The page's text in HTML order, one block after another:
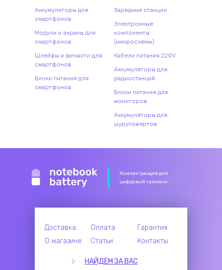
Аккумуляторы для
смартфонов
Модули и экраны для
смартфонов
Шлейфы и запчасти для
смартфонов
Блоки питания для
смартфонов
Зарядные станции
Электронные
компоненты
(микросхемы)
Кабели питания 220V
Аккумуляторы для
радиостанций
Блоки питания для
мониторов
Аккумуляторы для
шуруповертов
Комлектующие для
цифровой техники
Доставка Оплата
Гарантия
О магазине
Статьи Контакты
НАЙДЕМ ЗА ВАС